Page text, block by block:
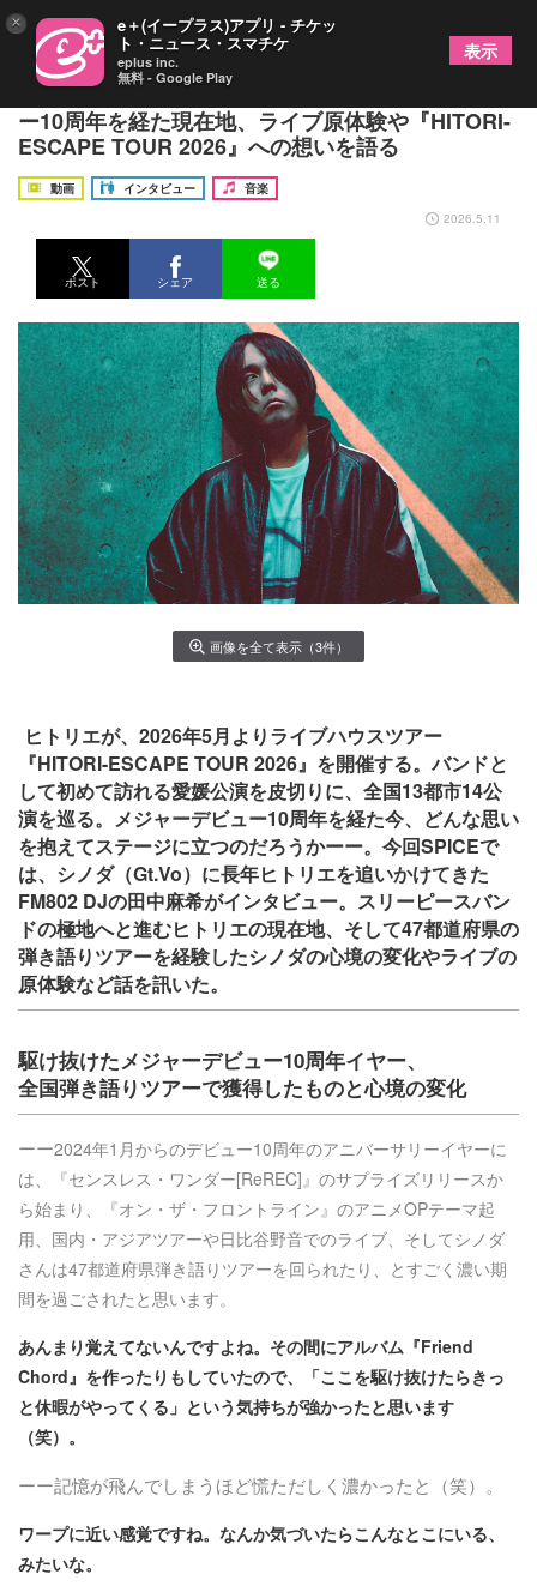
ヒトリエが目指すスリーピースバンドの極地とはー
ー10周年を経た現在地、ライブ原体験や『HITORI-
ESCAPE TOUR 2026』への想いを語る
動画 インタビュー
音楽
2026.5.11
ポスト シェア 送る
画像を全て表示（3件）
ヒトリエが、2026年5月よりライブハウスツアー
『HITORI-ESCAPE TOUR 2026』を開催する。バンドと
して初めて訪れる愛媛公演を皮切りに、全国13都市14公
演を巡る。メジャーデビュー10周年を経た今、どんな思い
を抱えてステージに立つのだろうかーー。今回SPICEで
は、シノダ（Gt.Vo）に長年ヒトリエを追いかけてきた
FM802 DJの田中麻希がインタビュー。スリーピースバン
ドの極地へと進むヒトリエの現在地、そして47都道府県の
弾き語りツアーを経験したシノダの心境の変化やライブの
原体験など話を訊いた。
駆け抜けたメジャーデビュー10周年イヤー、
全国弾き語りツアーで獲得したものと心境の変化
ーー2024年1月からのデビュー10周年のアニバーサリーイヤーに
は、『センスレス・ワンダー[ReREC]』のサプライズリリースか
ら始まり、『オン・ザ・フロントライン』のアニメOPテーマ起
用、国内・アジアツアーや日比谷野音でのライブ、そしてシノダ
さんは47都道府県弾き語りツアーを回られたり、とすごく濃い期
間を過ごされたと思います。
あんまり覚えてないんですよね。その間にアルバム『Friend
Chord』を作ったりもしていたので、「ここを駆け抜けたらきっ
と休暇がやってくる」という気持ちが強かったと思います
（笑）。
ーー記憶が飛んでしまうほど慌ただしく濃かったと（笑）。
ワープに近い感覚ですね。なんか気づいたらこんなとこにいる、
みたいな。
× e＋(イープラス)アプリ - チケッ
ト・ニュース・スマチケ
eplus inc.
無料 - Google Play
表示